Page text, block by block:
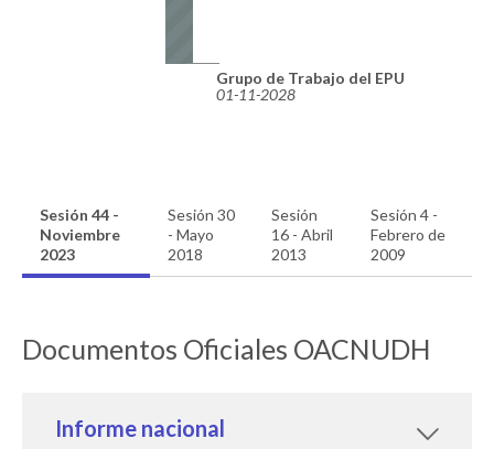
Grupo de Trabajo del EPU
01-11-2028
Sesión 44 -
Noviembre
2023
Sesión 30
- Mayo
2018
Sesión
16 - Abril
2013
Sesión 4 -
Febrero de
2009
Documentos Oficiales OACNUDH
Informe nacional